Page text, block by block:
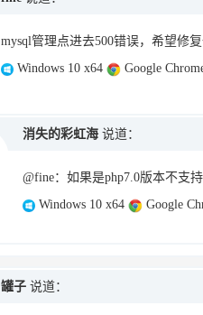
mysql管理点进去500错误，希望修
Windows 10 x64
Google
消失的彩虹海 说道：
@fine：如果是php7.0版本不支
Windows 10 x64
Google
罐子 说道：